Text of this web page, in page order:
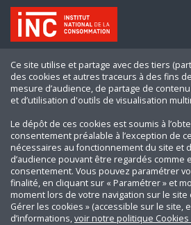
Ce site utilise et partage avec des tiers
des cookies et autres traceurs à des fins
mesure d’audience, de partage de
et d’utilisation d'outils de visualisation
Le dépôt de ces cookies est soumis à
consentement préalable à l’exception de
nécessaires au fonctionnement du site et
d’audience pouvant être regardés comme
consentement. Vous pouvez paramétrer
finalité, en cliquant sur « Paramétrer » et
moment lors de votre navigation sur le site
Gérer les cookies » (accessible sur le site,
d’informations,voir notre politique Cookies